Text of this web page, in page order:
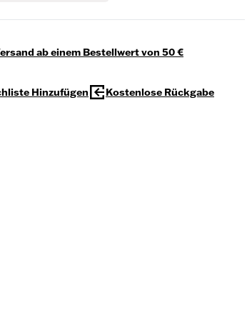
ab einem Bestellwert von 50 €
Hinzufügen Kostenlose Rückgabe